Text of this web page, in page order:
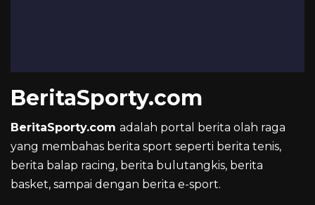
BeritaSporty.com
BeritaSporty.com adalah portal berita olah raga
yang membahas berita sport seperti berita tenis,
berita balap racing, berita bulutangkis, berita
basket, sampai dengan berita e-sport.